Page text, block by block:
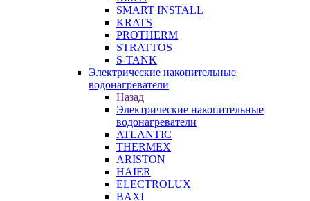
SMART INSTALL
KRATS
PROTHERM
STRATTOS
S-TANK
Электрические накопительные
водонагреватели
Назад
Электрические накопительные
водонагреватели
ATLANTIC
THERMEX
ARISTON
HAIER
ELECTROLUX
BAXI